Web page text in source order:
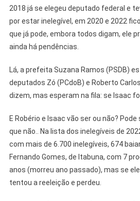
2018 já se elegeu deputado federal e
por estar inelegível, em 2020 e 2022
que já pode, embora todos digam, ele
ainda há pendências.
Lá, a prefeita Suzana Ramos (PSDB)
deputados Zó (PCdoB) e Roberto
dizem, mas esperam na fila: se Isaac
E Robério e Isaac vão ser ou não?
que não.. Na lista dos inelegíveis de
com mais de 6.700 inelegíveis, 674
Fernando Gomes, de Itabuna, com 7
anos (morreu ano passado), mas se
tentou a reeleição e perdeu.